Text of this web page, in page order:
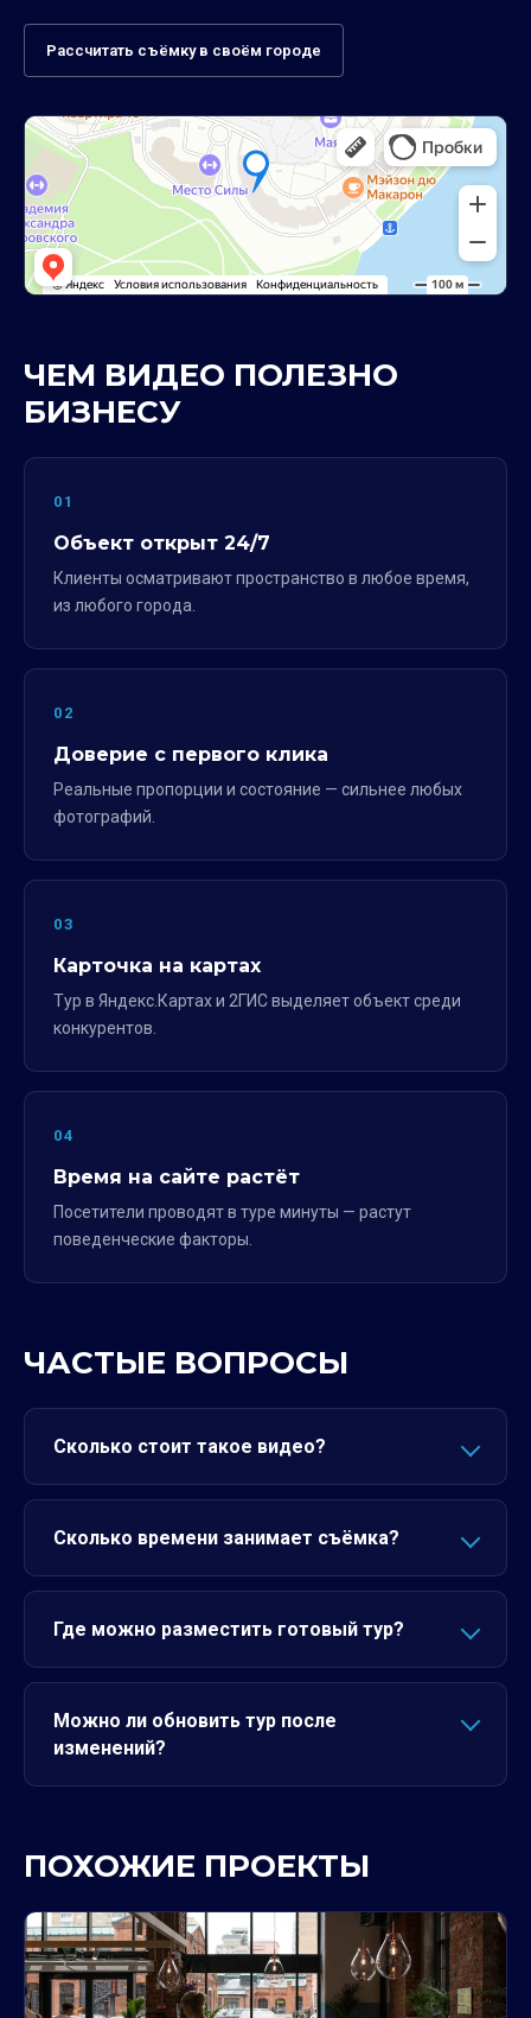
Рассчитать съёмку в своём городе
ЧЕМ ВИДЕО ПОЛЕЗНО
БИЗНЕСУ
01
Объект открыт 24/7
Клиенты осматривают пространство в любое время,
из любого города.
02
Доверие с первого клика
Реальные пропорции и состояние — сильнее любых
фотографий.
03
Карточка на картах
Тур в Яндекс.Картах и 2ГИС выделяет объект среди
конкурентов.
04
Время на сайте растёт
Посетители проводят в туре минуты — растут
поведенческие факторы.
ЧАСТЫЕ ВОПРОСЫ
Сколько стоит такое видео?
Сколько времени занимает съёмка?
Где можно разместить готовый тур?
Можно ли обновить тур после
изменений?
ПОХОЖИЕ ПРОЕКТЫ